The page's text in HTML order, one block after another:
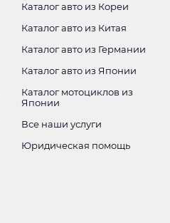
Каталог авто из Кореи
Каталог авто из Китая
Каталог авто из Германии
Каталог авто из Японии
Каталог мотоциклов из
Японии
Все наши услуги
Юридическая помощь